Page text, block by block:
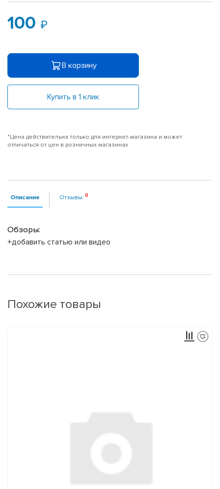
100
В корзину
Купить в 1 клик
*Цена действительна только для интернет-магазина и может
отличаться от цен в розничных магазинах
Описание Отзывы
Обзоры:
+добавить статью или видео
Похожие товары